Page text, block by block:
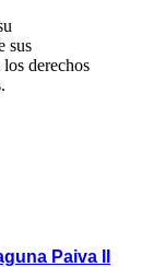
sus
derechos
Paiva II